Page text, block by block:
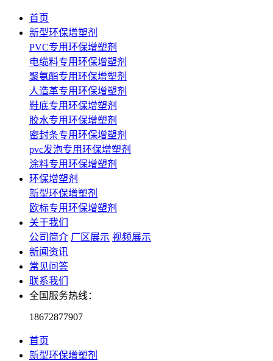
首页
新型环保增塑剂
PVC专用环保增塑剂
电缆料专用环保增塑剂
聚氨酯专用环保增塑剂
人造革专用环保增塑剂
鞋底专用环保增塑剂
胶水专用环保增塑剂
密封条专用环保增塑剂
pvc发泡专用环保增塑剂
涂料专用环保增塑剂
环保增塑剂
新型环保增塑剂
欧标专用环保增塑剂
关于我们
公司简介 厂区展示 视频展示
新闻资讯
常见问答
联系我们
全国服务热线：
18672877907
首页
新型环保增塑剂